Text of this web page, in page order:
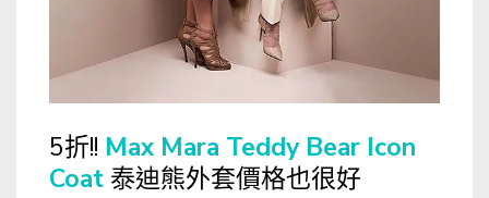
5折!! Max Mara Teddy Bear Icon
Coat 泰迪熊外套價格也很好